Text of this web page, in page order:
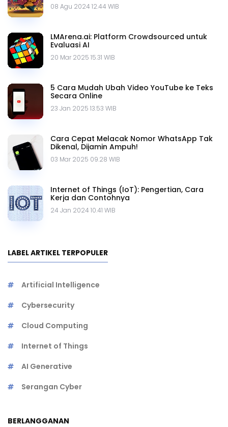
08 Agu 2024 12.44 WIB
LMArena.ai: Platform Crowdsourced untuk
Evaluasi AI
20 Mar 2025 15.31 WIB
5 Cara Mudah Ubah Video YouTube ke Teks
Secara Online
23 Jan 2025 13.53 WIB
Cara Cepat Melacak Nomor WhatsApp Tak
Dikenal, Dijamin Ampuh!
03 Mar 2025 09.28 WIB
Internet of Things (IoT): Pengertian, Cara
Kerja dan Contohnya
24 Jan 2024 10.41 WIB
LABEL ARTIKEL TERPOPULER
Artificial Intelligence
Cybersecurity
Cloud Computing
Internet of Things
AI Generative
Serangan Cyber
BERLANGGANAN